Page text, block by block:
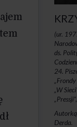
(ur.
ds.
24.
„W
Derda.